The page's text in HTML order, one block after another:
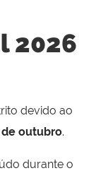
2026
devido ao
de outubro.
durante o